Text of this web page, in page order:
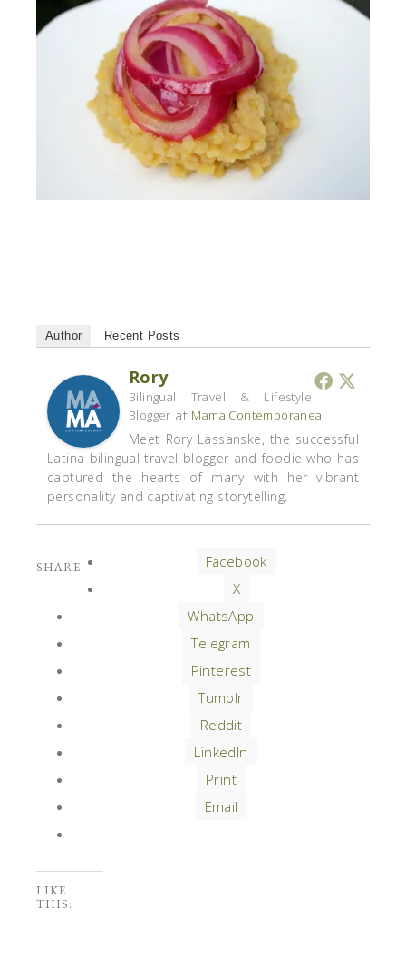
Author Recent Posts
Rory
Bilingual Travel & Lifestyle
Blogger at Mama Contemporanea
Meet Rory Lassanske, the successful
Latina bilingual travel blogger and foodie who has
captured the hearts of many with her vibrant
personality and captivating storytelling.
SHARE:
Facebook
X
WhatsApp
Telegram
Pinterest
Tumblr
Reddit
LinkedIn
Print
Email
LIKE
THIS: